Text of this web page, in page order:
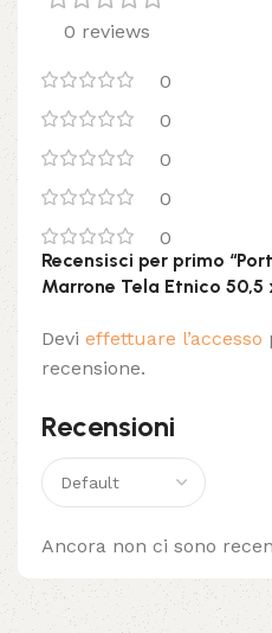
0 reviews
0
0
0
0
0
Recensioni
Ancora non ci sono
Recensisci per primo
Marrone Tela Etnico 50,5
Devi effettuare l’accesso
recensione.